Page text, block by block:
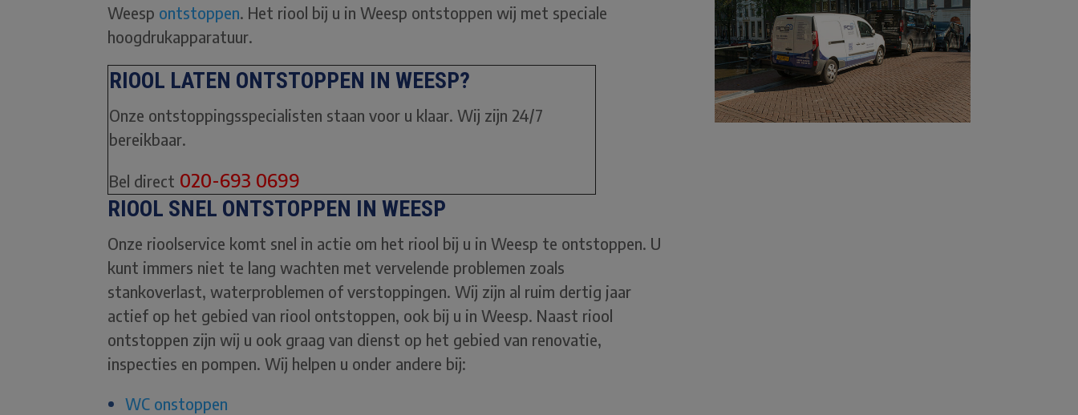
Weesp ontstoppen. Het riool bij u in Weesp ontstoppen wij met speciale
hoogdrukapparatuur.
RIOOL LATEN ONTSTOPPEN IN WEESP?
Onze ontstoppingsspecialisten staan voor u klaar. Wij zijn 24/7
bereikbaar.
Bel direct 020-693 0699
RIOOL SNEL ONTSTOPPEN IN WEESP
Onze rioolservice komt snel in actie om het riool bij u in Weesp te ontstoppen. U
kunt immers niet te lang wachten met vervelende problemen zoals
stankoverlast, waterproblemen of verstoppingen. Wij zijn al ruim dertig jaar
actief op het gebied van riool ontstoppen, ook bij u in Weesp. Naast riool
ontstoppen zijn wij u ook graag van dienst op het gebied van renovatie,
inspecties en pompen. Wij helpen u onder andere bij:
WC onstoppen